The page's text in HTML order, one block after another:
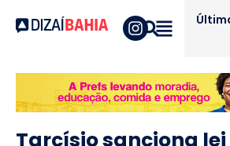
Tarcísio sanciona